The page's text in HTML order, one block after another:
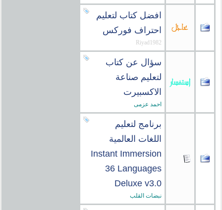
افضل كتاب لتعليم
احتراف فوركس
Riyad1982
سؤال عن كتاب
لتعليم صناعة
الاكسبيرت
احمد عزمى
برنامج لتعليم
اللغات العالمية
Instant Immersion
36 Languages
Deluxe v3.0
نبضات القلب